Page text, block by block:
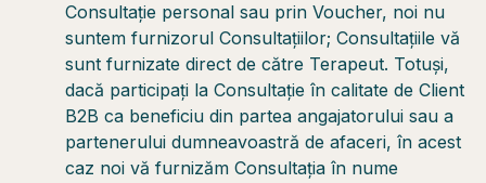
Consultație personal sau prin Voucher, noi nu
suntem furnizorul Consultațiilor; Consultațiile vă
sunt furnizate direct de către Terapeut. Totuși,
dacă participați la Consultație în calitate de Client
B2B ca beneficiu din partea angajatorului sau a
partenerului dumneavoastră de afaceri, în acest
caz noi vă furnizăm Consultația în nume